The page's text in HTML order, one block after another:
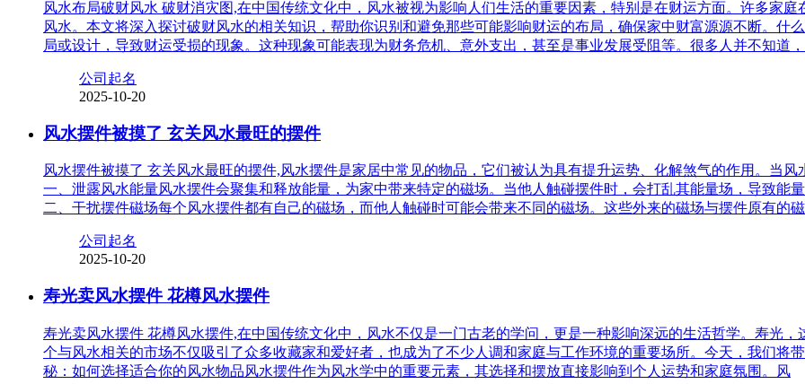
风水布局破财风水 破财消灾图,在中国传统文化中，风水被视为影响人们生活的重要因素，特别是在财运方面。许多家
风水。本文将深入探讨破财风水的相关知识，帮助你识别和避免那些可能影响财运的布局，确保家中财富源源不断。什
局或设计，导致财运受损的现象。这种现象可能表现为财务危机、意外支出，甚至是事业发展受阻等。很多人并不知道，
公司起名
2025-10-20
风水摆件被摸了 玄关风水最旺的摆件
风水摆件被摸了 玄关风水最旺的摆件,风水摆件是家居中常见的物品，它们被认为具有提升运势、化解煞气的作用。当
一、泄露风水能量风水摆件会聚集和释放能量，为家中带来特定的磁场。当他人触碰摆件时，会打乱其能量场，导致能
二、干扰摆件磁场每个风水摆件都有自己的磁场，而他人触碰时可能会带来不同的磁场。这些外来的磁场与摆件原有的
公司起名
2025-10-20
寿光卖风水摆件 花樽风水摆件
寿光卖风水摆件 花樽风水摆件,在中国传统文化中，风水不仅是一门古老的学问，更是一种影响深远的生活哲学。寿光
个与风水相关的市场不仅吸引了众多收藏家和爱好者，也成为了不少人调和家庭与工作环境的重要场所。今天，我们将
秘：如何选择适合你的风水物品风水摆件作为风水学中的重要元素，其选择和摆放直接影响到个人运势和家庭氛围。风